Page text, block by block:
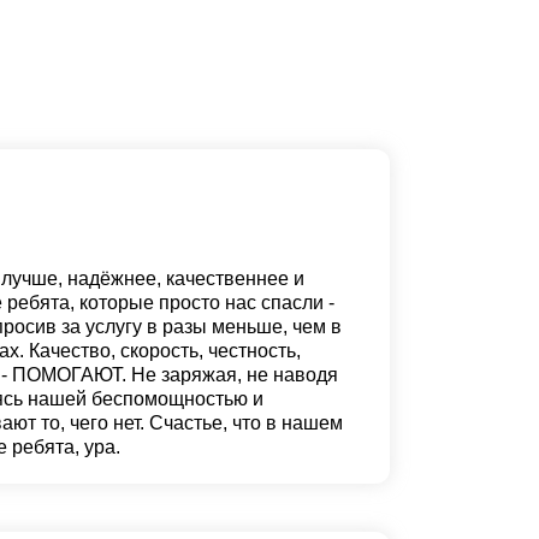
надёжнее, качественнее и
которые просто нас спасли -
за услугу в разы меньше, чем в
Качество, скорость, честность,
- ПОМОГАЮТ. Не заряжая, не наводя
нашей беспомощностью и
то, чего нет. Счастье, что в нашем
ребята, ура.